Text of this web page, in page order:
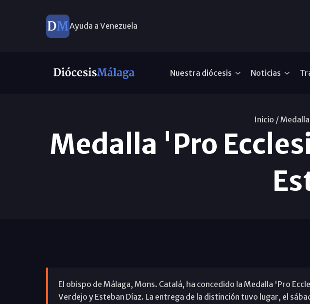
Ayuda a Venezuela
Nuestra diócesis Noticias
Inicio /
Medalla 'Pro
El obispo de Málaga, Mons. Catalá, ha concedido la Medalla 'Pro
Verdejo y Esteban Díaz. La entrega de la distinción tuvo lugar, el